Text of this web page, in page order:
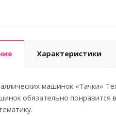
Характеристики
машинок «Тачки»
обязательно